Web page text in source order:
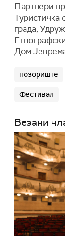
Партнери
Туристичка
града,
Етнографски
Дом
позориште
Фестивал
Везани